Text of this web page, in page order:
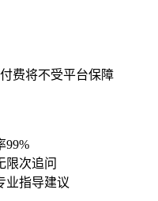
费将不受平台保障
99%
限次追问
业指导建议